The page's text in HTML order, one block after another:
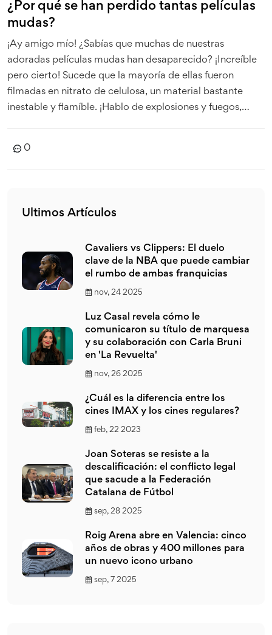
¿Por qué se han perdido tantas películas
mudas?
¡Ay amigo mío! ¿Sabías que muchas de nuestras
adoradas películas mudas han desaparecido? ¡Increíble
pero cierto! Sucede que la mayoría de ellas fueron
filmadas en nitrato de celulosa, un material bastante
inestable y flamíble. ¡Hablo de explosiones y fuegos,
entonces si la única copia se deterioraba, ¡adiós película!
0
Ultimos Artículos
Cavaliers vs Clippers: El duelo
clave de la NBA que puede cambiar
el rumbo de ambas franquicias
nov, 24 2025
Luz Casal revela cómo le
comunicaron su título de marquesa
y su colaboración con Carla Bruni
en 'La Revuelta'
nov, 26 2025
¿Cuál es la diferencia entre los
cines IMAX y los cines regulares?
feb, 22 2023
Joan Soteras se resiste a la
descalificación: el conflicto legal
que sacude a la Federación
Catalana de Fútbol
sep, 28 2025
Roig Arena abre en Valencia: cinco
años de obras y 400 millones para
un nuevo icono urbano
sep, 7 2025